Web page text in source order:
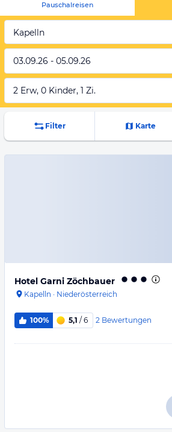
Pauschalreisen
Kapelln
03.09.26 - 05.09.26
2 Erw, 0 Kinder, 1 Zi.
Filter Karte
Hotel Garni Zöchbauer
Kapelln · Niederösterreich
100% 5,1 / 6 2 Bewertungen